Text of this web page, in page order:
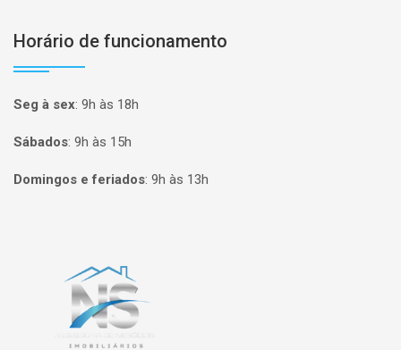
Horário de funcionamento
Seg à sex: 9h às 18h
Sábados: 9h às 15h
Domingos e feriados: 9h às 13h